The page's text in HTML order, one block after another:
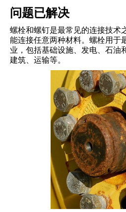
问题已解决
螺栓和螺钉是最常见的连接技术
能连接任意两种材料。螺栓用于
业，包括基础设施、发电、石油
建筑、运输等。